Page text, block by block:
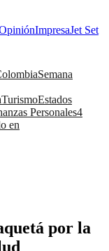
ImpresaJet Set
Semana
TurismoEstados
Personales4
en
por la